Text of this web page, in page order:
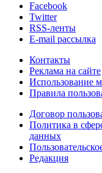
Facebook
Twitter
RSS-ленты
E-mail рассылка
Контакты
Реклама на сайте
Использование
Правила
Договор
Политика в
данных
Редакция